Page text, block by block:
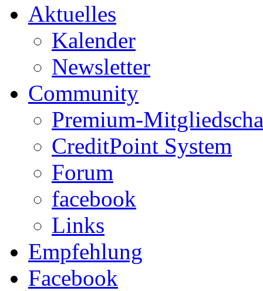
Aktuelles
Kalender
Newsletter
Community
Premium-
CreditPoint System
Forum
facebook
Links
Empfehlung
Facebook